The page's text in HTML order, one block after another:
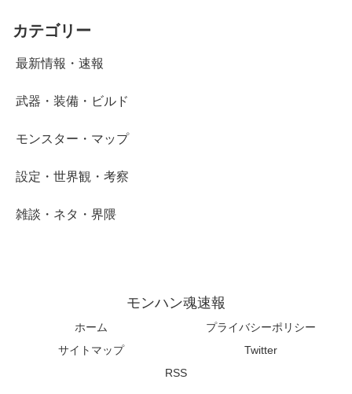
カテゴリー
最新情報・速報
武器・装備・ビルド
モンスター・マップ
設定・世界観・考察
雑談・ネタ・界隈
モンハン魂速報
ホーム
プライバシーポリシー
サイトマップ
Twitter
RSS